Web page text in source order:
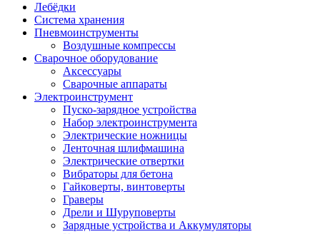
Лебёдки
Система хранения
Пневмоинструменты
Воздушные компрессы
Сварочное оборудование
Аксессуары
Сварочные аппараты
Электроинструмент
Пуско-зарядное устройства
Набор электроинструмента
Электрические ножницы
Ленточная шлифмашина
Электрические отвертки
Вибраторы для бетона
Гайковерты, винтоверты
Граверы
Дрели и Шуруповерты
Зарядные устройства и Аккумуляторы